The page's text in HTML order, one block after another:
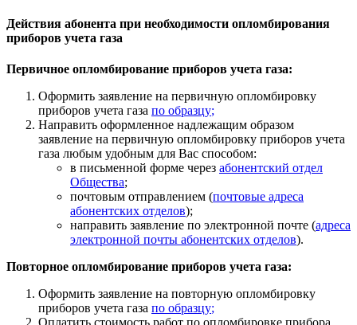
Действия абонента при необходимости опломбирования
приборов учета газа
Первичное опломбирование приборов учета газа:
Оформить заявление на первичную опломбировку
приборов учета газа по образцу;
Направить оформленное надлежащим образом
заявление на первичную опломбировку приборов учета
газа любым удобным для Вас способом:
в письменной форме через абонентский отдел
Общества;
почтовым отправлением (почтовые адреса
абонентских отделов);
направить заявление по электронной почте (адреса
электронной почты абонентских отделов).
Повторное опломбирование приборов учета газа:
Оформить заявление на повторную опломбировку
приборов учета газа по образцу;